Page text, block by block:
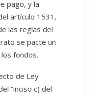
pago, y la
artículo 1531,
las reglas del
se pacte un
fondos.
de Ley
“inciso c) del